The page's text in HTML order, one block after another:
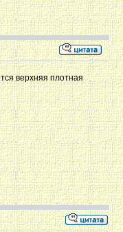
верхняя плотная